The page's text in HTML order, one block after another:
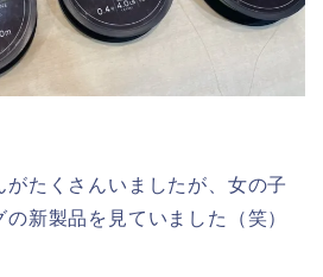
がたくさんいましたが、女の子
新製品を見ていました（笑）